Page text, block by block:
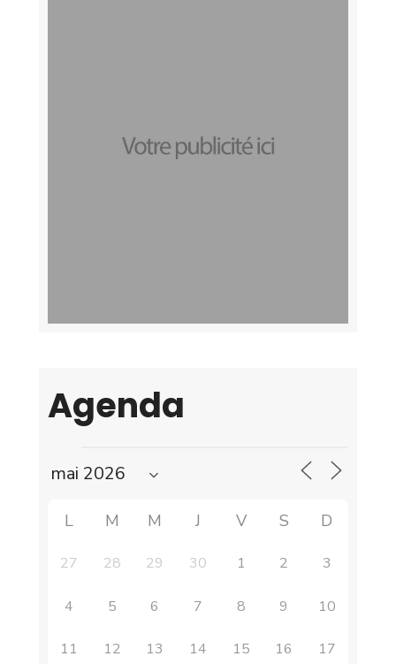
Agenda
L M M J V S D
27 28 29 30 1 2 3
4 5 6 7 8 9 10
11 12 13 14 15 16 17